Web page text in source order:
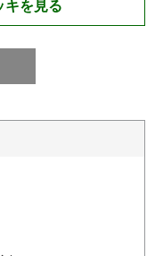
キを見る